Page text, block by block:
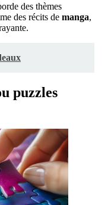
des thèmes
des récits de manga,
puzzles